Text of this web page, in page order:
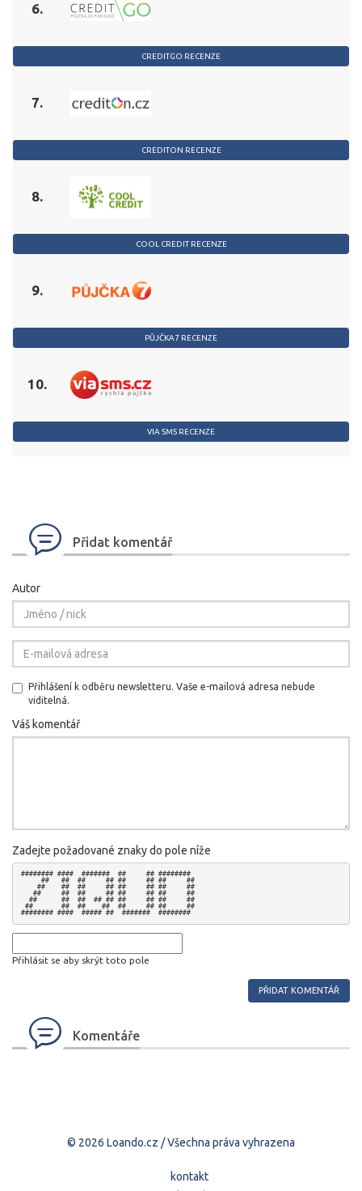
6.
CREDITGO RECENZE
7.
CREDITON RECENZE
8.
COOL CREDIT RECENZE
9.
PŮJČKA7 RECENZE
10.
VIA SMS RECENZE
Přidat komentář
Autor
Přihlášení k odběru newsletteru. Vaše e-mailová adresa nebude
viditelná.
Váš komentář
Zadejte požadované znaky do pole níže
######## ####  #######  ##     ## ########
     ##   ##  ##     ## ##     ## ##     ##
    ##    ##  ##     ## ##     ## ##     ##
   ##     ##  ##     ## ##     ## ##     ##
  ##      ##  ##  ## ## ##     ## ##     ##
##       ##  ##    ##  ##     ## ##     ##
Přihlásit se aby skrýt toto pole
Komentáře
© 2026 Loando.cz / Všechna práva vyhrazena
kontakt